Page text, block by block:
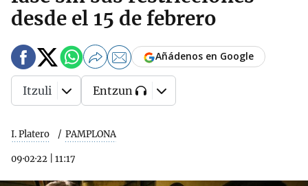
desde el 15 de febrero
I. Platero PAMPLONA
09·02·22 11:17
Añádenos en Google
Itzuli Entzun